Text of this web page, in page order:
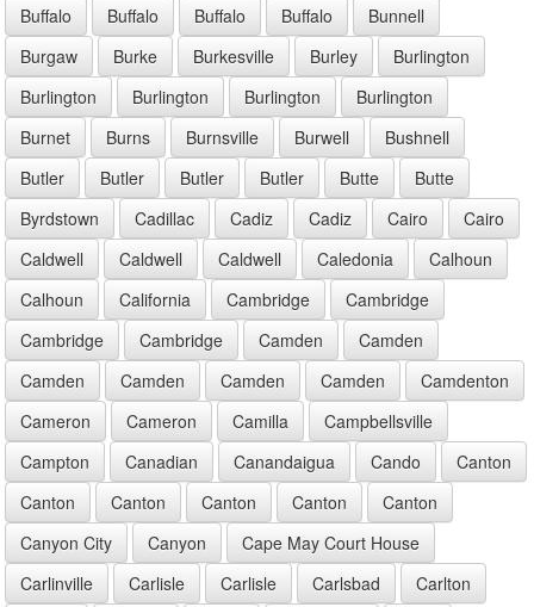
Buffalo
Buffalo Buffalo Buffalo
Bunnell
Burgaw
Burke Burkesville Burley
Burlington
Burlington
Burlington Burlington
Burlington
Burnet
Burns Burnsville Burwell
Bushnell
Butler
Butler Butler Butler Butte
Butte
Byrdstown
Cadillac Cadiz Cadiz Cairo
Cairo
Caldwell
Caldwell Caldwell Caledonia
Calhoun
Calhoun
California Cambridge
Cambridge
Cambridge
Cambridge Camden
Camden
Camden
Camden Camden Camden
Camdenton
Cameron
Cameron Camilla
Campbellsville
Campton
Canadian Canandaigua Cando
Canton
Canton
Canton Canton Canton
Canton
Canyon City
Canyon
Cape May Court House
Carlinville
Carlisle Carlisle Carlsbad Carlton